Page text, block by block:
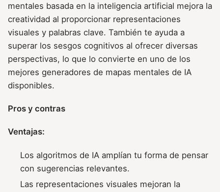
mentales basada en la inteligencia artificial mejora la
creatividad al proporcionar representaciones
visuales y palabras clave. También te ayuda a
superar los sesgos cognitivos al ofrecer diversas
perspectivas, lo que lo convierte en uno de los
mejores generadores de mapas mentales de IA
disponibles.
Pros y contras
Ventajas:
Los algoritmos de IA amplían tu forma de pensar
con sugerencias relevantes.
Las representaciones visuales mejoran la